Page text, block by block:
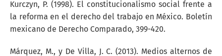
Kurczyn, P. (1998). El constitucionalismo social frente a
la reforma en el derecho del trabajo en México. Boletín
mexicano de Derecho Comparado, 399-420.
Márquez, M., y De Villa, J. C. (2013). Medios alternos de